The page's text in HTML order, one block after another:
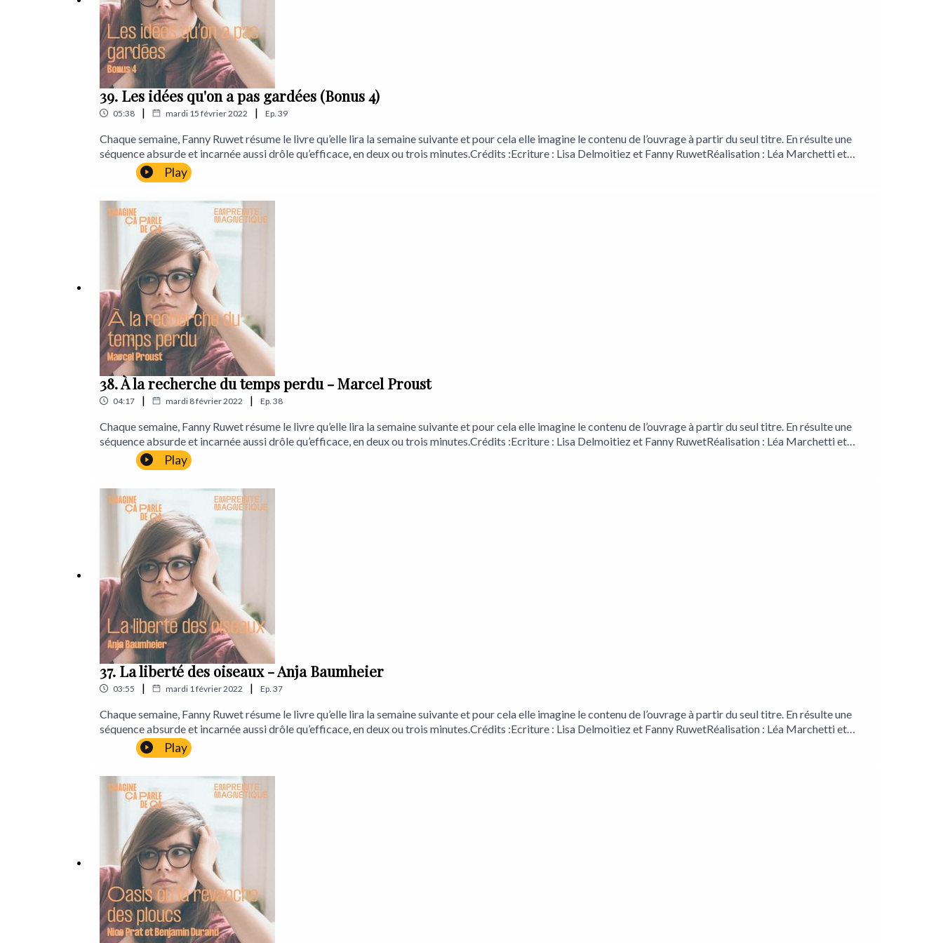
39. Les idées qu'on a pas gardées (Bonus 4)
05:38 | mardi 15 février 2022 | Ep. 39
Chaque semaine, Fanny Ruwet résume le livre qu’elle lira la semaine suivante et pour cela elle imagine le contenu de l’ouvrage à partir du seul titre. En résulte une
séquence absurde et incarnée aussi drôle qu’efficace, en deux ou trois minutes.Crédits :Ecriture : Lisa Delmoitiez et Fanny RuwetRéalisation : Léa Marchetti et
Fanny RuwetProduction : Léa MarchettiEnregistrement : Maxime WathieuMontage et mixage : Charles De CilliaDirection artistique, musique et son : Charles De
CilliaLancements : Gérémy CredevilleLieu d’enregistrement : Théâtre de la Toison d'orEmpreinte Magnétique :Instagram
103824635146012
Play
38. À la recherche du temps perdu - Marcel Proust
04:17 | mardi 8 février 2022 | Ep. 38
Chaque semaine, Fanny Ruwet résume le livre qu’elle lira la semaine suivante et pour cela elle imagine le contenu de l’ouvrage à partir du seul titre. En résulte une
séquence absurde et incarnée aussi drôle qu’efficace, en deux ou trois minutes.Crédits :Ecriture : Lisa Delmoitiez et Fanny RuwetRéalisation : Léa Marchetti et
Fanny RuwetProduction : Léa MarchettiEnregistrement : Maxime WathieuMontage et mixage : Charles De CilliaDirection artistique, musique et son : Charles De
CilliaLancements : Gérémy CredevilleLieu d’enregistrement : Théâtre de la Toison d'orEmpreinte Magnétique :Instagram
103824635146012
Play
37. La liberté des oiseaux - Anja Baumheier
03:55 | mardi 1 février 2022 | Ep. 37
Chaque semaine, Fanny Ruwet résume le livre qu’elle lira la semaine suivante et pour cela elle imagine le contenu de l’ouvrage à partir du seul titre. En résulte une
séquence absurde et incarnée aussi drôle qu’efficace, en deux ou trois minutes.Crédits :Ecriture : Lisa Delmoitiez et Fanny RuwetRéalisation : Léa Marchetti et
Fanny RuwetProduction : Léa MarchettiEnregistrement : Maxime WathieuMontage et mixage : Charles De CilliaDirection artistique, musique et son : Charles De
CilliaLancements : Gérémy CredevilleLieu d’enregistrement : Théâtre de la Toison d'orEmpreinte Magnétique :Instagram
103824635146012
Play